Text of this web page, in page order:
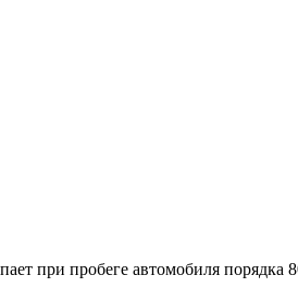
при пробеге автомобиля